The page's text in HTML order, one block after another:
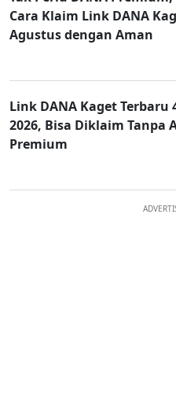
Cara Klaim Link DANA
Agustus dengan Aman
Link DANA Kaget Terbaru
2026, Bisa Diklaim Tanpa
Premium